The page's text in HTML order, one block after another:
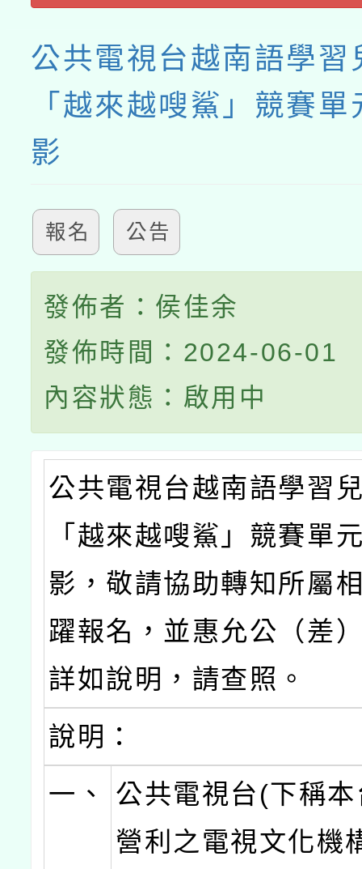
公共電視台越南語學習
「越來越嗖鯊」競賽
影
報名 公告
發佈者：侯佳余
發佈時間：2024-06-01
內容狀態：啟用中
公共電視台越南語學習
「越來越嗖鯊」競賽單
影，敬請協助轉知所屬
躍報名，並惠允公（差
詳如說明，請查照。
說明：
一、
公共電視台(下稱
營利之電視文化機